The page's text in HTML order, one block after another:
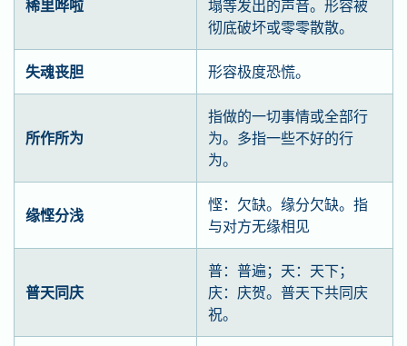
稀里哗啦
塌等发出的声音。形容被
彻底破坏或零零散散。
失魂丧胆 形容极度恐慌。
所作所为
指做的一切事情或全部行
为。多指一些不好的行
为。
缘悭分浅
悭：欠缺。缘分欠缺。指
与对方无缘相见
普天同庆
普：普遍；天：天下；
庆：庆贺。普天下共同庆
祝。